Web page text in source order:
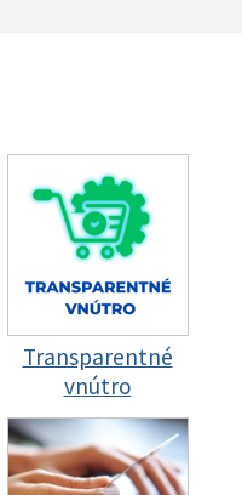
Transparentné
vnútro